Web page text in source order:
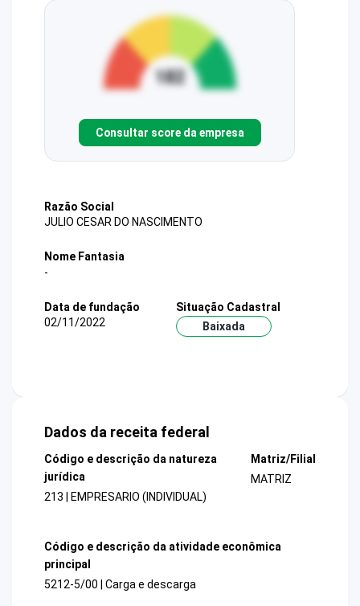
Consultar score da empresa
Razão Social
JULIO CESAR DO NASCIMENTO
Nome Fantasia
-
Data de fundação
02/11/2022
Situação Cadastral
Baixada
Dados da receita federal
Código e descrição da natureza
jurídica
213 | EMPRESARIO (INDIVIDUAL)
Matriz/Filial
MATRIZ
Código e descrição da atividade econômica
principal
5212-5/00 | Carga e descarga